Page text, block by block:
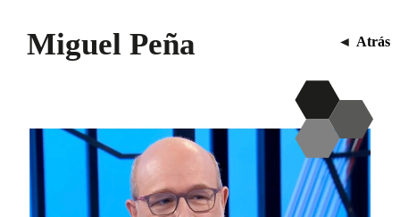
Miguel Peña ◄ Atrás